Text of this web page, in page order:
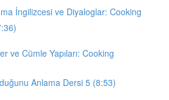
İngilizcesi ve Diyaloglar: Cooking
ve Cümle Yapıları: Cooking
Anlama Dersi 5 (8:53)